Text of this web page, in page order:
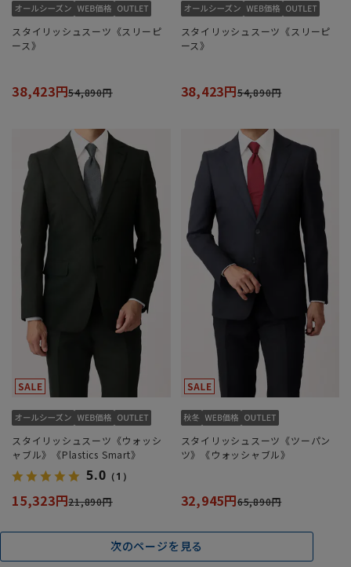
スタイリッシュスーツ《スリーピ
ース》
38,423円54,890円
スタイリッシュスーツ《スリーピ
ース》
38,423円54,890円
スタイリッシュスーツ《ウォッシ
ャブル》《Plastics Smart》
5.0 （1）
15,323円21,890円
スタイリッシュスーツ《ツーパン
ツ》《ウォッシャブル》
32,945円65,890円
次のページを見る